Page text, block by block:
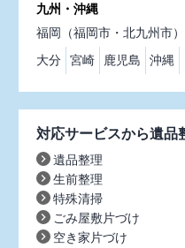
九州・沖縄
福岡（福岡市・北九州市）
大分
宮崎 鹿児島 沖縄
対応サービスから遺品
遺品整理
生前整理
特殊清掃
ごみ屋敷片づけ
空き家片づけ